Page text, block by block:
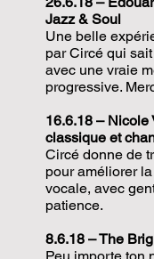
Jazz & Soul
Une belle
par Circé qui
avec une vraie
progressive.
16.6.18 – Nicole
classique et
Circé donne de
pour améliorer
vocale, avec
patience.
8.6.18 – The